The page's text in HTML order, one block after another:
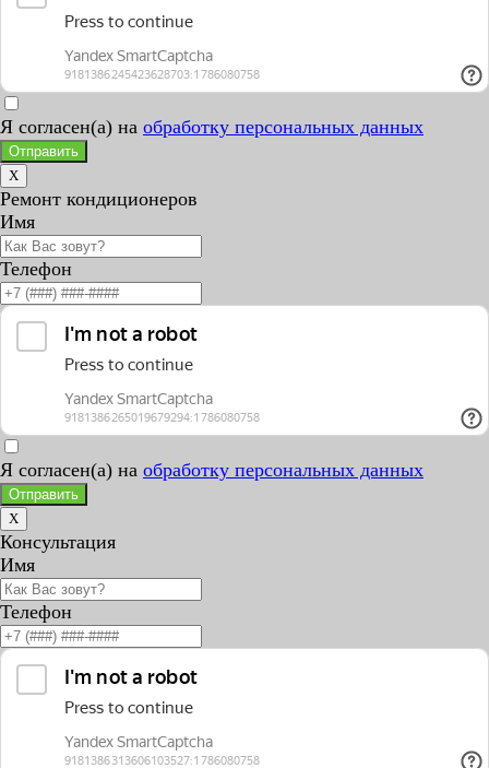
Я согласен(а) на обработку персональных данных
Отправить
X
Ремонт кондиционеров
Имя
Телефон
Я согласен(а) на обработку персональных данных
Отправить
X
Консультация
Имя
Телефон